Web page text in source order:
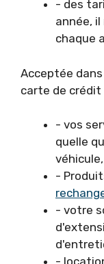
- des
année,
chaque
Acceptée
carte de crédit
- vos
quelle
véhicule,
-
- votre